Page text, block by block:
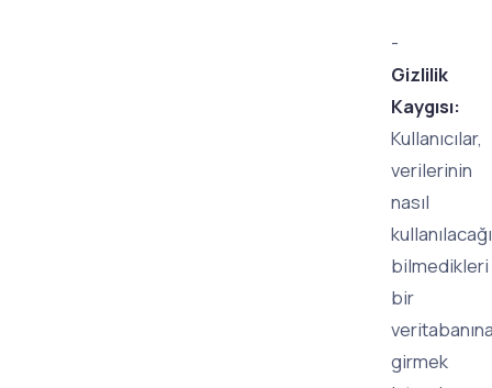
-
Gizlilik
Kaygısı:
Kullanıcılar,
verilerinin
nasıl
bilmedikleri
bir
girmek